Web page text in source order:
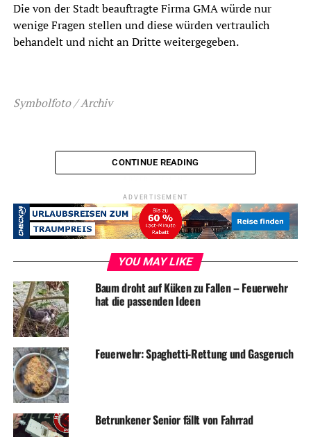
Die von der Stadt beauftragte Firma GMA würde nur
wenige Fragen stellen und diese würden vertraulich
behandelt und nicht an Dritte weitergegeben.
Symbolfoto / Archiv
NEWS
STADTENTWICKLUNG
STADTVERWALTUNG
UP NEXT
Straßensperrungen im Stadtgebiet
Aktionsplan Inklusion: Anerkennung aus Berlin
CONTINUE READING
ADVERTISEMENT
YOU MAY LIKE
Baum droht auf Küken zu Fallen – Feuerwehr
hat die passenden Ideen
Feuerwehr: Spaghetti-Rettung und Gasgeruch
Betrunkener Senior fällt von Fahrrad